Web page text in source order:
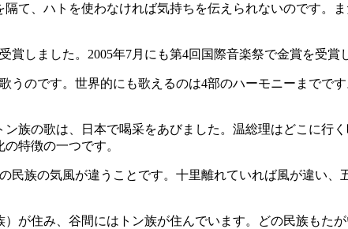
て、ハトを使わなければ気持ちを伝えられないのです。
しました。2005年7月にも第4回国際音楽祭で金賞を受賞
うのです。世界的にも歌えるのは4部のハーモニーまでで
族の歌は、日本で喝采をあびました。温総理はどこに行
特徴の一つです。
民族の気風が違うことです。十里離れていれば風が違い
が住み、谷間にはトン族が住んでいます。どの民族もた